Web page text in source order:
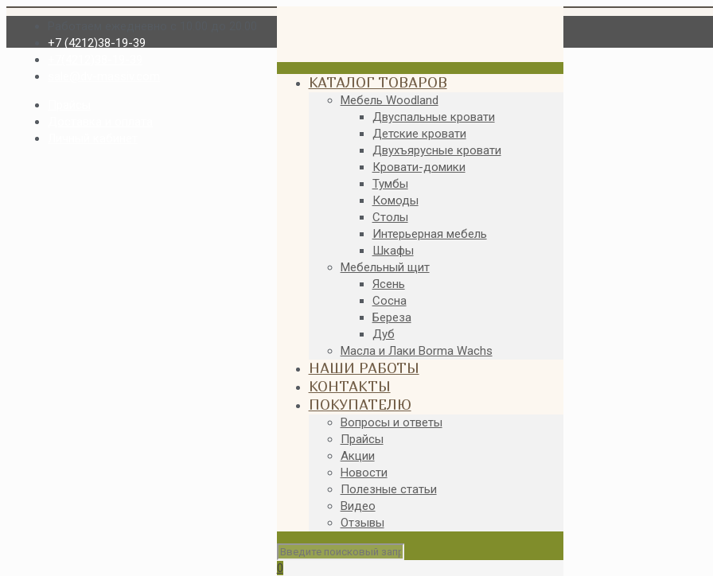
+7 (4212)38-19-39
КАТАЛОГ ТОВАРОВ
Мебель Woodland
Двуспальные кровати
Детские кровати
Двухъярусные кровати
Кровати-домики
Тумбы
Комоды
Столы
Интерьерная мебель
Шкафы
Мебельный щит
Ясень
Сосна
Береза
Дуб
Масла и Лаки Borma Wachs
НАШИ РАБОТЫ
КОНТАКТЫ
ПОКУПАТЕЛЮ
Вопросы и ответы
Прайсы
Акции
Новости
Полезные статьи
Видео
Отзывы
0